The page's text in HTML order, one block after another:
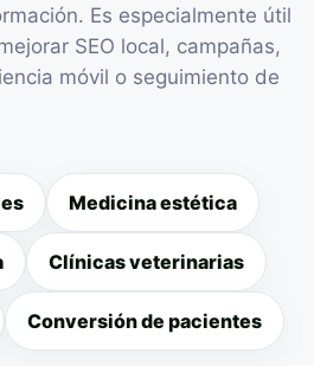
Es especialmente útil
SEO local, campañas,
móvil o seguimiento de
Medicina estética
Clínicas veterinarias
Conversión de pacientes